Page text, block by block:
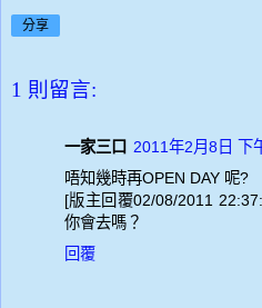
分享
1 則留言:
一家三口 2011年2月8日 下
唔知幾時再OPEN DAY 呢?
[版主回覆02/08/2011
你會去嗎？
回覆